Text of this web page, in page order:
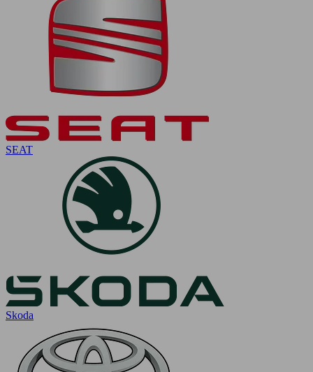
SEAT
Skoda